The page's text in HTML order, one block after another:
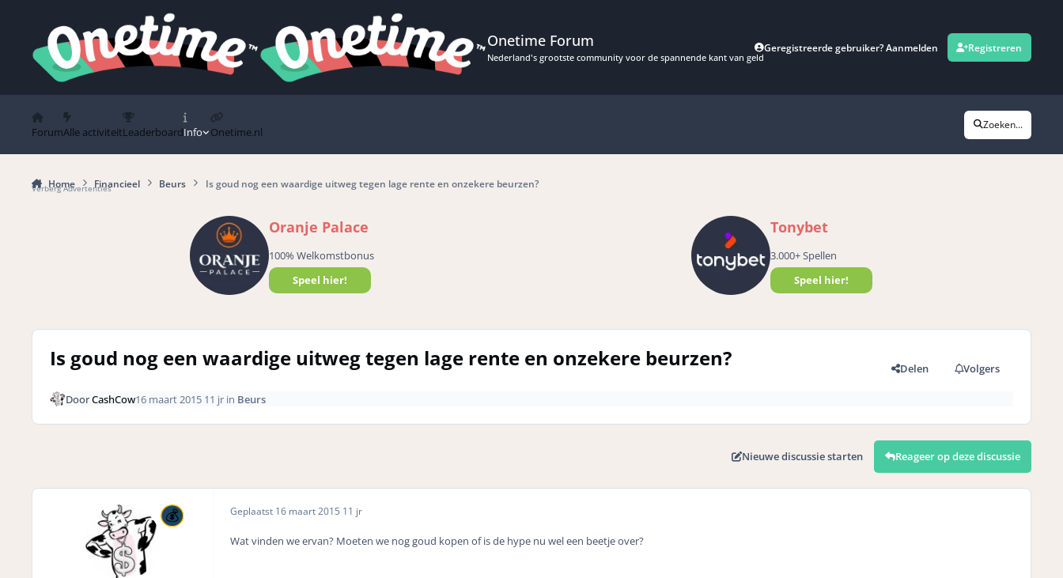
Onetime Forum
Nederland's grootste community voor de spannende kant van geld
Geregistreerde gebruiker? Aanmelden Registreren
ForumAlle activiteitLeaderboardInfo Onetime.nl
Zoeken...
Home Financieel Beurs Is goud nog een waardige uitweg tegen lage rente en onzekere beurzen?
Verberg Advertenties
Oranje Palace
100% Welkomstbonus
Speel hier!
Tonybet
3.000+ Spellen
Speel hier!
Is goud nog een waardige uitweg tegen lage rente en onzekere beurzen? Delen Volgers
DoorCashCow16 maart 2015 11 jrin Beurs
Nieuwe discussie starten Reageer op deze discussie
Geplaatst 16 maart 2015 11 jr
Wat vinden we ervan? Moeten we nog goud kopen of is de hype nu wel een beetje over?